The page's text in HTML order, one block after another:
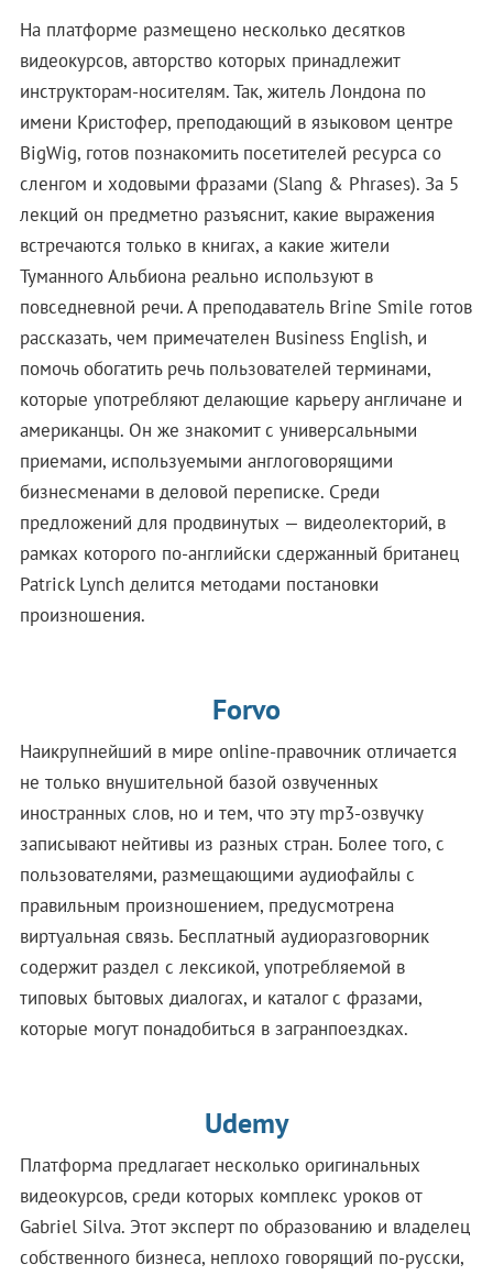
На платформе размещено несколько десятков
видеокурсов, авторство которых принадлежит
инструкторам-носителям. Так, житель Лондона по
имени Кристофер, преподающий в языковом центре
BigWig, готов познакомить посетителей ресурса со
сленгом и ходовыми фразами (Slang & Phrases). За 5
лекций он предметно разъяснит, какие выражения
встречаются только в книгах, а какие жители
Туманного Альбиона реально используют в
повседневной речи. А преподаватель Brine Smile готов
рассказать, чем примечателен Business English, и
помочь обогатить речь пользователей терминами,
которые употребляют делающие карьеру англичане и
американцы. Он же знакомит с универсальными
приемами, используемыми англоговорящими
бизнесменами в деловой переписке. Среди
предложений для продвинутых — видеолекторий, в
рамках которого по-английски сдержанный британец
Patrick Lynch делится методами постановки
произношения.
Forvo
Наикрупнейший в мире оnline-правочник отличается
не только внушительной базой озвученных
иностранных слов, но и тем, что эту mp3-озвучку
записывают нейтивы из разных стран. Более того, с
пользователями, размещающими аудиофайлы с
правильным произношением, предусмотрена
виртуальная связь. Бесплатный аудиоразговорник
содержит раздел с лексикой, употребляемой в
типовых бытовых диалогах, и каталог с фразами,
которые могут понадобиться в загранпоездках.
Udemy
Платформа предлагает несколько оригинальных
видеокурсов, среди которых комплекс уроков от
Gabriel Silva. Этот эксперт по образованию и владелец
собственного бизнеса, неплохо говорящий по-русски,